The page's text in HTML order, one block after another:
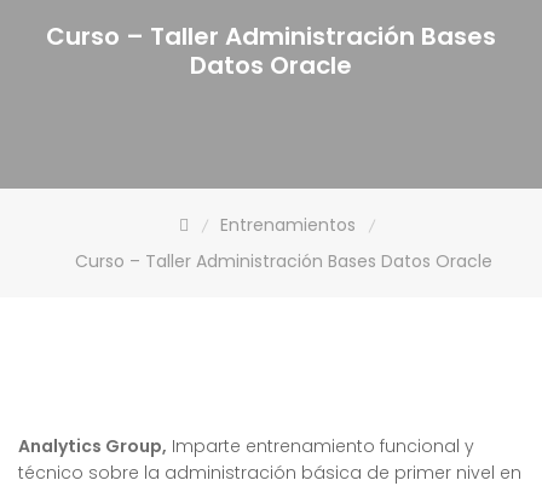
Curso – Taller Administración Bases
Datos Oracle
Entrenamientos
Curso – Taller Administración Bases Datos Oracle
Analytics Group, Imparte entrenamiento funcional y
técnico sobre la administración básica de primer nivel en